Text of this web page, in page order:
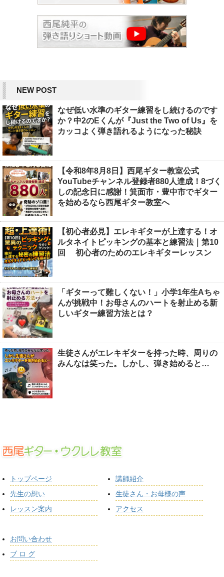
NEW POST
なぜ低い水準のギター練習をし続けるのです
か？中2のEくんが『Just the Two of Us』を
カッコよく弾き語れるようになった秘訣
【令和8年8月8日】西尾ギター教室公式
YouTubeチャンネル登録者880人達成！8づく
しの記念日に感謝！箕面市・豊中市でギター
を始めるなら西尾ギター教室へ
【初心者必見】エレキギターが上達する！オ
ルタネイトピッキングの基本と練習法｜第10
回 初心者のためのエレキギターレッスン
「ギターって難しくない！」小学1年生Aちゃ
んが挑戦中！お母さんのハートを射止める新
しいギター練習方法とは？
生徒さんがエレキギターを持った時、周りの
みんなは笑った。しかし、弾き始めると…
トップページ
先生の想い
レッスン案内
講師紹介
生徒さん・お母様の声
アクセス
お問い合わせ
ブ ロ グ